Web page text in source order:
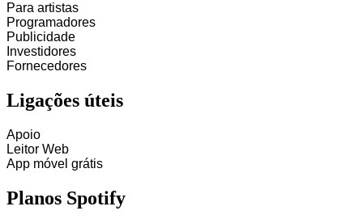
Para artistas
Programadores
Publicidade
Investidores
Fornecedores
Ligações úteis
Apoio
Leitor Web
App móvel grátis
Planos Spotify